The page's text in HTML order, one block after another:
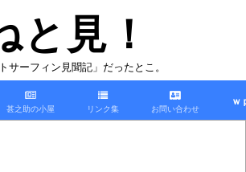
と見！
サーフィン見聞記」だったとこ。
甚之助の小屋 リンク集 お問い合わせ
ｗ